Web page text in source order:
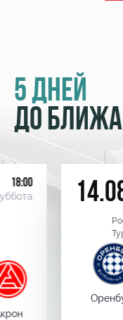
5 ДНЕЙ
ДО
18:00